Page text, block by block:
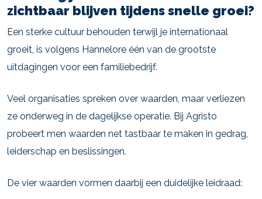
zichtbaar blijven tijdens snelle groei?
Een sterke cultuur behouden terwijl je internationaal
groeit, is volgens Hannelore één van de grootste
uitdagingen voor een familiebedrijf.
Veel organisaties spreken over waarden, maar verliezen
ze onderweg in de dagelijkse operatie. Bij Agristo
probeert men waarden net tastbaar te maken in gedrag,
leiderschap en beslissingen.
De vier waarden vormen daarbij een duidelijke leidraad: